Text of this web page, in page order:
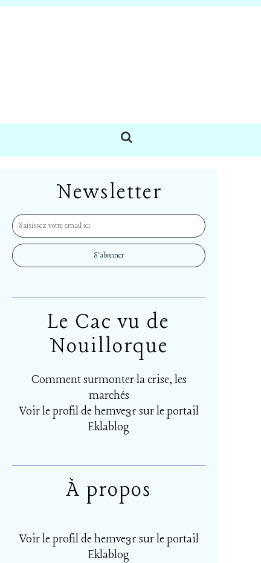
Newsletter
Le Cac vu de
Nouillorque
Comment surmonter la crise, les
marchés
Voir le profil dehemve31 sur le portail
Eklablog
À propos
Voir le profil dehemve31 sur le portail
Eklablog